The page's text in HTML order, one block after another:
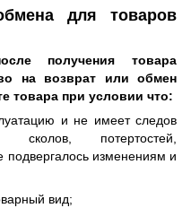
для товаров
получения товара
на возврат или обмен
товара при условии что:
и не имеет следов
сколов, потертостей,
изменениям и
вид;